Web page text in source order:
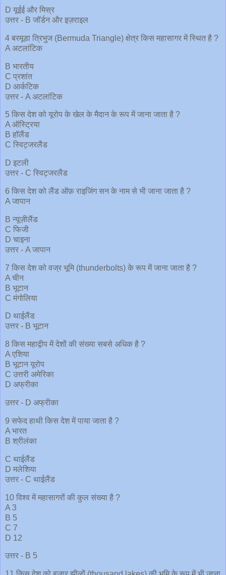
D यूईई और मिस्र
उत्तर - B जॉर्डन और इज़राइल
4 बरमूडा त्रिभुज (Bermuda Triangle) क्षेत्र किस महासागर में स्थित है ?
A अटलांटिक
B भारतीय
C प्रशांत
D आर्कटिक
उत्तर - A अटलांटिक
5 किस देश को यूरोप के खेल के मैदान के रूप में जाना जाता है ?
A ऑस्ट्रिया
B हॉलैंड
C स्विट्जरलैंड
D इटली
उत्तर - C स्विट्जरलैंड
6 किस देश को लैंड ऑफ़ राइजिंग सन के नाम से भी जाना जाता है ?
A जापान
B न्यूज़ीलैंड
C फिजी
D चाइना
उत्तर - A जापान
7 किस देश को वज्र भूमि (thunderbolts) के रूप में जाना जाता है ?
A चीन
B भूटान
C मंगोलिया
D थाईलैंड
उत्तर - B भूटान
8 किस महाद्वीप में देशों की संख्या सबसे अधिक है ?
A एशिया
B भूटान यूरोप
C उत्तरी अमेरिका
D अफ्रीका
उत्तर - D अफ्रीका
9 सफेद हाथी किस देश में पाया जाता है ?
A भारत
B श्रीलंका
C थाईलैंड
D मलेशिया
उत्तर - C थाईलैंड
10 विश्व में महासागरों की कुल संख्या है ?
A 3
B 5
C 7
D 12
उत्तर - B 5